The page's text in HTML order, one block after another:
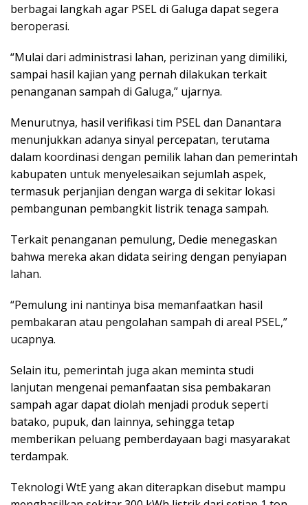
berbagai langkah agar PSEL di Galuga dapat segera
beroperasi.
“Mulai dari administrasi lahan, perizinan yang dimiliki,
sampai hasil kajian yang pernah dilakukan terkait
penanganan sampah di Galuga,” ujarnya.
Menurutnya, hasil verifikasi tim PSEL dan Danantara
menunjukkan adanya sinyal percepatan, terutama
dalam koordinasi dengan pemilik lahan dan pemerintah
kabupaten untuk menyelesaikan sejumlah aspek,
termasuk perjanjian dengan warga di sekitar lokasi
pembangunan pembangkit listrik tenaga sampah.
Terkait penanganan pemulung, Dedie menegaskan
bahwa mereka akan didata seiring dengan penyiapan
lahan.
“Pemulung ini nantinya bisa memanfaatkan hasil
pembakaran atau pengolahan sampah di areal PSEL,”
ucapnya.
Selain itu, pemerintah juga akan meminta studi
lanjutan mengenai pemanfaatan sisa pembakaran
sampah agar dapat diolah menjadi produk seperti
batako, pupuk, dan lainnya, sehingga tetap
memberikan peluang pemberdayaan bagi masyarakat
terdampak.
Teknologi WtE yang akan diterapkan disebut mampu